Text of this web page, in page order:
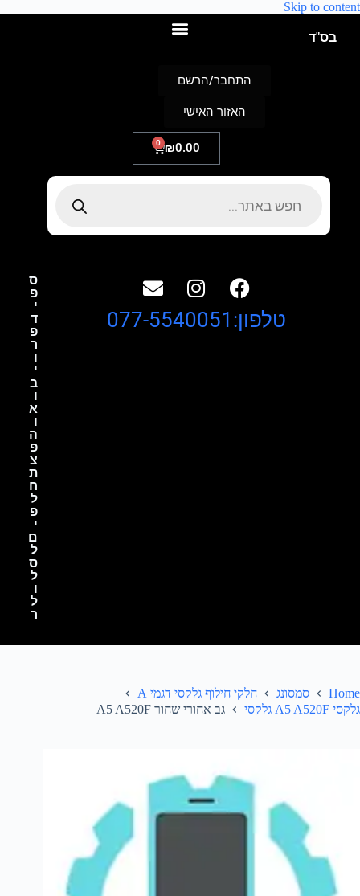
Skip to content
בס"ד
₪0.00
0
התחבר/הרשם
האזור האישי
ס
פ
י
ד
פ
ר
ו
י
ב
ו
א
ו
ה
פ
צ
ת
ח
ל
פ
י
ם
ל
ס
ל
ו
ל
ר
טלפון:077-5540051
Home סמסונג
חלקי חילוף גלקסי דגמי A
גלקסי A5 A520F גלקסי
גב אחורי שחור A5 A520F